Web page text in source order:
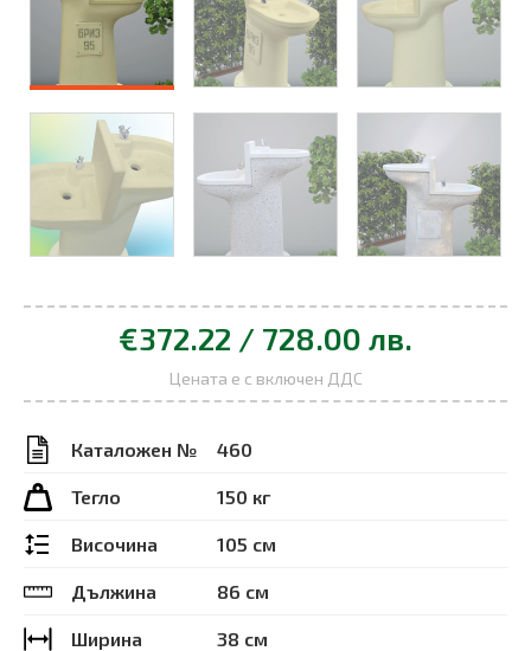
€372.22 / 728.00 лв.
Цената е с включен ДДС
Каталожен № 460
Тегло 150 кг
Височина 105 см
Дължина 86 см
Ширина 38 см